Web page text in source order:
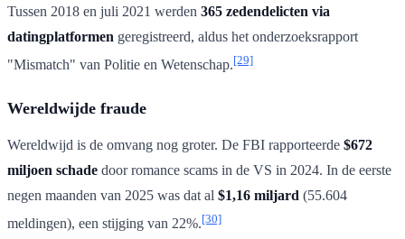
Tussen 2018 en juli 2021 werden 365 zedendelicten via
datingplatformen geregistreerd, aldus het onderzoeksrapport
"Mismatch" van Politie en Wetenschap.[29]
Wereldwijde fraude
Wereldwijd is de omvang nog groter. De FBI rapporteerde $672
miljoen schade door romance scams in de VS in 2024. In de eerste
negen maanden van 2025 was dat al $1,16 miljard (55.604
meldingen), een stijging van 22%.[30]